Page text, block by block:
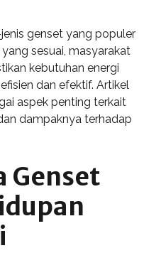
genset yang populer
sesuai, masyarakat
kebutuhan energi
dan efektif. Artikel
aspek penting terkait
dampaknya terhadap
Genset